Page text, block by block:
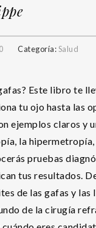
Categoría:Salud
Este libro te
tu ojo hasta las
ejemplos claros y
la
pruebas
tus resultados.
de las gafas y las
de la cirugía